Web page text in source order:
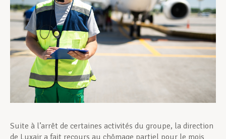
Devenir Membre
Actualités
Suite à l’arrêt de certaines activités du groupe, la direction
de Luxair a fait recours au chômage partiel pour le mois